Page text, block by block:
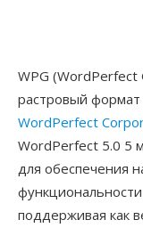
WPG
растровый
WordPerfect
WordPerfect 5.0 5
для обеспечения
поддерживая как